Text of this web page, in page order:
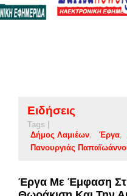
Ειδήσεις
Tags |
Δήμος Λαμιέων
Έργα
Πανουργιάς
Έργα Με Έμφαση